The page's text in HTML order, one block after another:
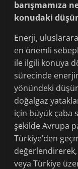
barışmamıza
konudaki
Enerji,
en önemli
ile ilgili konuya
sürecinde
yönündeki
doğalgaz
için büyük çaba
şekilde Avrupa
Türkiye’den
veya Türkiye